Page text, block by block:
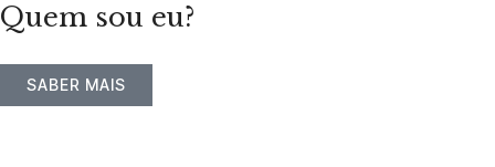
Quem sou eu?
SABER MAIS